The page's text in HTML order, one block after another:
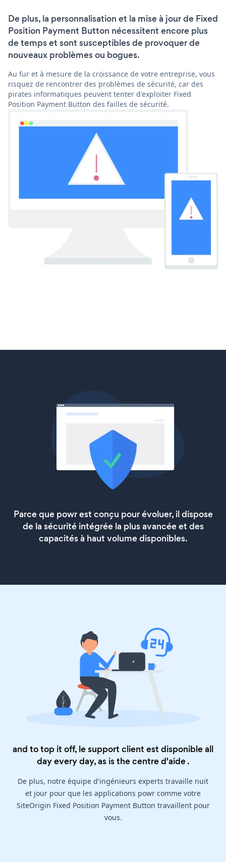
De plus, la personnalisation et la mise à jour de Fixed
Position Payment Button nécessitent encore plus
de temps et sont susceptibles de provoquer de
nouveaux problèmes ou bogues.
Au fur et à mesure de la croissance de votre entreprise, vous
risquez de rencontrer des problèmes de sécurité, car des
pirates informatiques peuvent tenter d'exploiter Fixed
Position Payment Button des failles de sécurité.
Parce que powr est conçu pour évoluer, il dispose
de la sécurité intégrée la plus avancée et des
capacités à haut volume disponibles.
and to top it off, le support client est disponible all
day every day, as is thecentre d'aide.
De plus, notre équipe d'ingénieurs experts travaille nuit
et jour pour que les applications powr comme votre
SiteOrigin Fixed Position Payment Button travaillent pour
vous.